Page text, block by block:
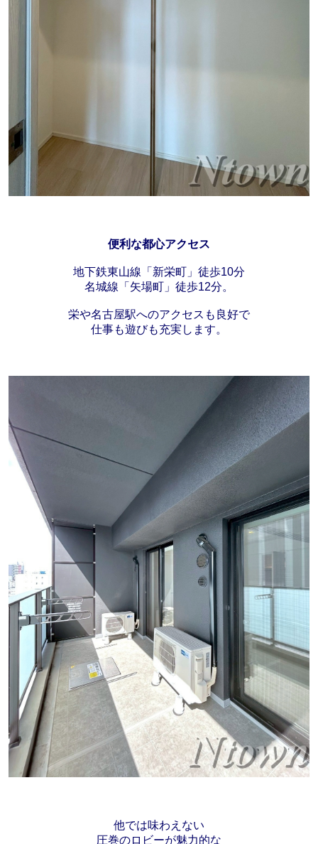
便利な都心アクセス
地下鉄東山線「新栄町」徒歩10分
名城線「矢場町」徒歩12分。
栄や名古屋駅へのアクセスも良好で
仕事も遊びも充実します。
他では味わえない
圧巻のロビーが魅力的な